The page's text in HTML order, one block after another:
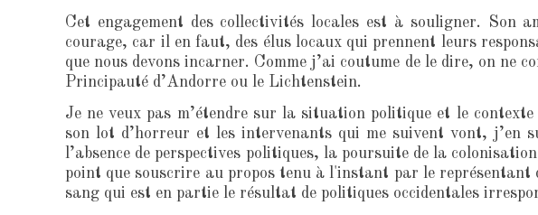
Cet engagement des collectivités locales est à souligner. Son
courage, car il en faut, des élus locaux qui prennent leurs
que nous devons incarner. Comme j’ai coutume de le dire, on ne
Principauté d’Andorre ou le Lichtenstein.
Je ne veux pas m’étendre sur la situation politique et le
son lot d’horreur et les intervenants qui me suivent vont, j’en
l’absence de perspectives politiques, la poursuite de la
point que souscrire au propos tenu à l'instant par le
sang qui est en partie le résultat de politiques occidentales